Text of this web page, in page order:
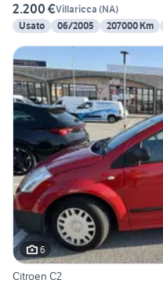
2.200 €Villaricca (NA)
Usato
06/2005 207000 Km
6
Citroen C2